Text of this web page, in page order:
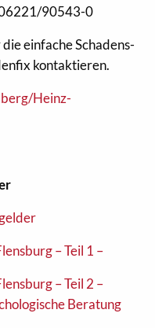
90543-0
einfache Schadens-
kontaktieren.
Heinz-
– Teil 1 –
– Teil 2 –
Beratung